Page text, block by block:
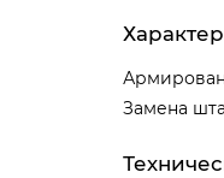
Замена